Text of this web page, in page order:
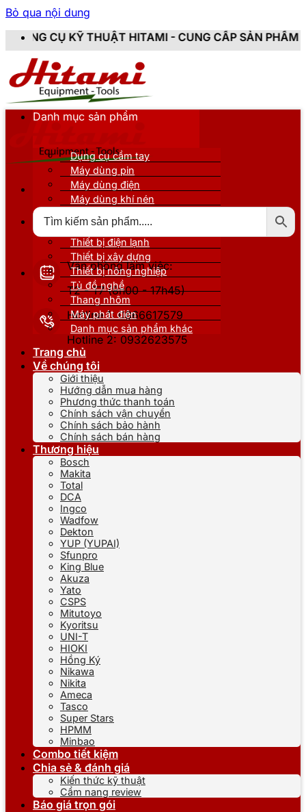
Bỏ qua nội dung
HITAMI - CUNG CẤP SẢN PHẨM CHÍNH HÃNG,
Văn phòng làm việc:
T2 - T7 (8h00 - 17h45)
Hotline 1: 0866617579
Hotline 2: 0932623575
Danh mục sản phẩm
Dụng cụ cầm tay
Máy dùng pin
Máy dùng điện
Máy dùng khí nén
Thiết bị nâng đỡ
Thiết bị điện lạnh
Thiết bị xây dựng
Thiết bị nông nghiệp
Tủ đồ nghề
Thang nhôm
Máy phát điện
Danh mục sản phẩm khác
Trang chủ
Về chúng tôi
Giới thiệu
Hướng dẫn mua hàng
Phương thức thanh toán
Chính sách vận chuyển
Chính sách bảo hành
Chính sách bán hàng
Thương hiệu
Bosch
Makita
Total
DCA
Ingco
Wadfow
Dekton
YUP (YUPAI)
Sfunpro
King Blue
Akuza
Yato
CSPS
Mitutoyo
Kyoritsu
UNI-T
HIOKI
Hồng Ký
Nikawa
Nikita
Ameca
Tasco
Super Stars
HPMM
Minbao
Combo tiết kiệm
Chia sẻ & đánh giá
Kiến thức kỹ thuật
Cẩm nang review
Báo giá trọn gói